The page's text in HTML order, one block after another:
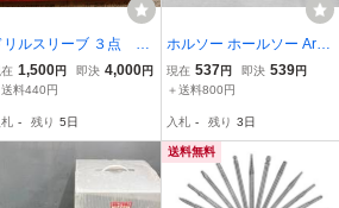
リルスリーブ ３点 、
ャックアーバー セ
ト
1,500円 即決 4,000円
送料440円
- 残り 5日
ホルソー ホールソー Arbo
r for Holesaw アーバー ヘ
ックスシャンク 14-30mm
現在 537円 即決 539円
＋送料800円
入札 - 残り 3日
送料無料